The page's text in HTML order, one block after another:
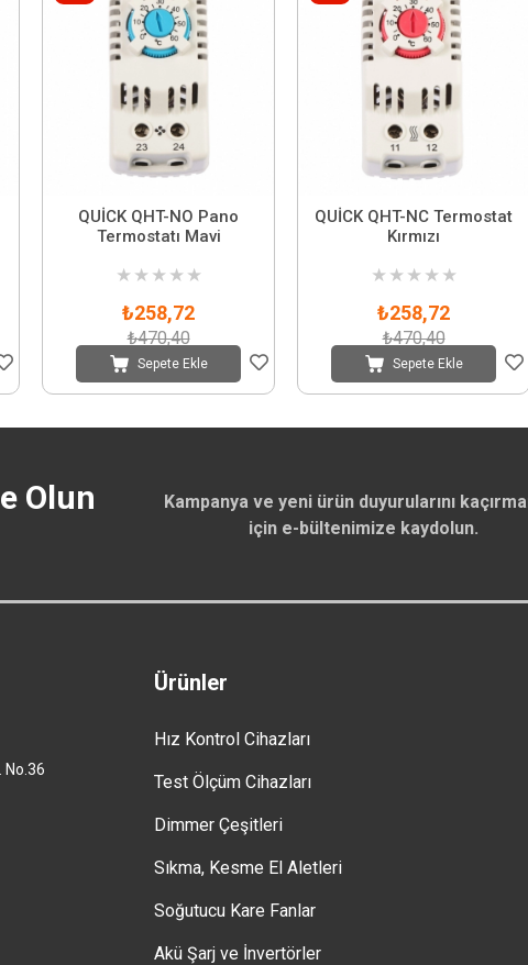
QUİCK QHT-NO Pano
Termostatı Mavi
★ ★ ★ ★ ★
₺258,72
₺470,40
Sepete Ekle
QUİCK QHT-NC Termostat
Kırmızı
★ ★ ★ ★ ★
₺258,72
₺470,40
Sepete Ekle
Olun
Kampanya ve yeni ürün duyurularını
için e-bültenimize kaydolun.
Ürünler
Hız Kontrol Cihazları
Test Ölçüm Cihazları
Dimmer Çeşitleri
Sıkma, Kesme El Aletleri
Soğutucu Kare Fanlar
Akü Şarj ve İnvertörler
No.36